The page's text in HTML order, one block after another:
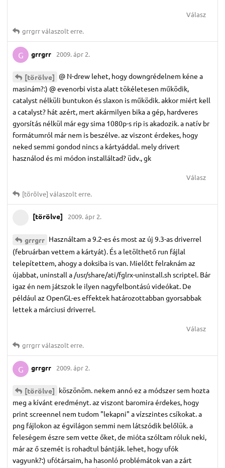
Válasz
grrgrrválaszolt erre.
G grrgrr 2009. ápr 2.
[törölve] @ N-drew lehet, hogy downgrédelnem kéne a
masinám?:) @ evenorbi vista alatt tökéletesen működik,
catalyst nélküli buntukon és slaxon is működik. akkor miért kell
a catalyst? hát azért, mert akármilyen bika a gép, hardveres
gyorsítás nélkül már egy sima 1080p-s rip is akadozik. a natív br
formátumról már nem is beszélve. az viszont érdekes, hogy
neked semmi gondod nincs a kártyáddal. mely drivert
használod és mi módon installáltad? üdv., gk
Válasz
[törölve] válaszolt erre.
[törölve] 2009. ápr 2.
grrgrr Használtam a 9.2-es és most az új 9.3-as driverrel
(februárban vettem a kártyát). És a letölthető run fájlal
telepítettem, ahogy a doksiba is van. Mielőtt felraknám az
újabbat, uninstall a /usr/share/ati/fglrx-uninstall.sh scriptel. Bár
igaz én nem játszok le ilyen nagyfelbontású videókat. De
például az OpenGL-es effektek határozottabban gyorsabbak
lettek a márciusi driverrel.
Válasz
grrgrrválaszolt erre.
G grrgrr 2009. ápr 2.
[törölve] köszönöm. nekem annó ez a módszer sem hozta
meg a kívánt eredményt. az viszont baromira érdekes, hogy
print screennel nem tudom "lekapni" a vízszintes csíkokat. a
png fájlokon az égvilágon semmi nem látszódik belőlük. a
feleségem észre sem vette őket, de mióta szóltam róluk neki,
már az ő szemét is rohadtul bántják. lehet, hogy ufók
vagyunk?:) ufótársaim, ha hasonló problémátok van a zárt